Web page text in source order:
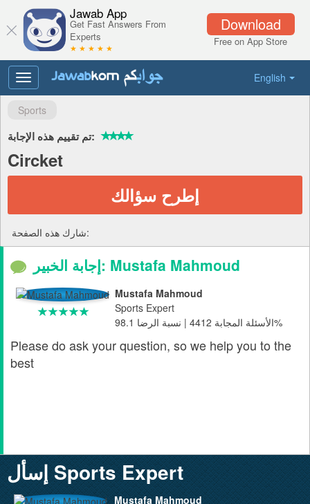
Download
Free on App Store
Jawab App
Get Fast Answers From
Experts
★ ★ ★ ★ ★
English
Toggle
navigation
Sports
تم تقييم هذه الإجابة:
Circket
إطرح سؤالك
شارك هذه الصفحة:
إجابة الخبير: Mustafa Mahmoud
Mustafa Mahmoud
Sports Expert
الأسئلة المجابة 4412 | نسبة الرضا 98.1%
Please do ask your question, so we help you to the
best
إسأل Sports Expert
Mustafa Mahmoud